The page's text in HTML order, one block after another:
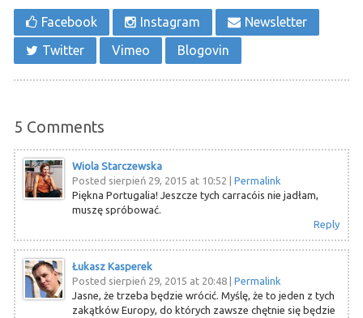
Facebook Instagram
Newsletter
Twitter
Vimeo Blogovin
5 Comments
Wiola Starczewska
Posted sierpień 29, 2015 at 10:52
Permalink
Piękna Portugalia! Jeszcze tych carracóis nie jadłam,
muszę spróbować.
Reply
Łukasz Kasperek
Posted sierpień 29, 2015 at 20:48| Permalink
Jasne, że trzeba będzie wrócić. Myślę, że to jeden z tych
zakątków Europy, do których zawsze chętnie się będzie